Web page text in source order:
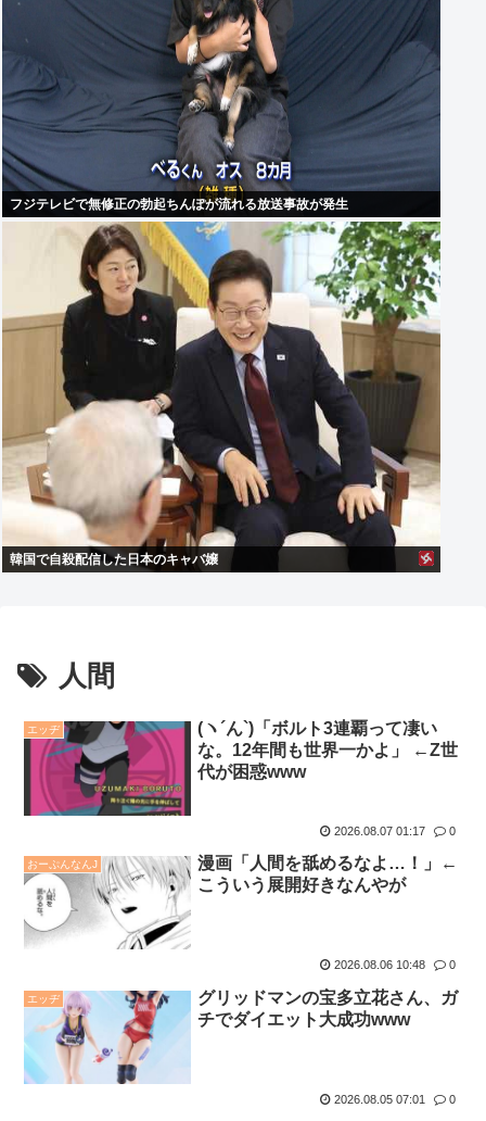
フジテレビで無修正の勃起ちんぽが流れる放送事故が発生
韓国で自殺配信した日本のキャバ嬢
人間
エッヂ
(ヽ´ん`)「ボルト3連覇って凄い
な。12年間も世界一かよ」 ←Z世
代が困惑www
2026.08.07 01:17 0
おーぷんなんJ
漫画「人間を舐めるなよ…！」←
こういう展開好きなんやが
2026.08.06 10:48 0
エッヂ
グリッドマンの宝多立花さん、ガ
チでダイエット大成功www
2026.08.05 07:01 0